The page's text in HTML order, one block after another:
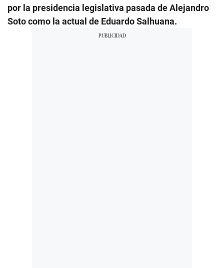
por la presidencia legislativa pasada de Alejandro
Soto como la actual de Eduardo Salhuana.